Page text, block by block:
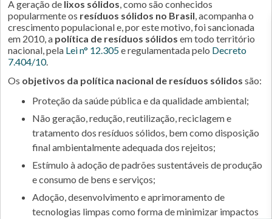
A geração de lixos sólidos, como são conhecidos
popularmente os resíduos sólidos no Brasil, acompanha o
crescimento populacional e, por este motivo, foi sancionada
em 2010, a política de resíduos sólidos em todo território
nacional, pela Lei n° 12.305e regulamentada pelo Decreto
7.404/10.
Os objetivos da política nacional de resíduos sólidos são:
Proteção da saúde pública e da qualidade ambiental;
Não geração, redução, reutilização, reciclagem e
tratamento dos resíduos sólidos, bem como disposição
final ambientalmente adequada dos rejeitos;
Estímulo à adoção de padrões sustentáveis de produção
e consumo de bens e serviços;
Adoção, desenvolvimento e aprimoramento de
tecnologias limpas como forma de minimizar impactos